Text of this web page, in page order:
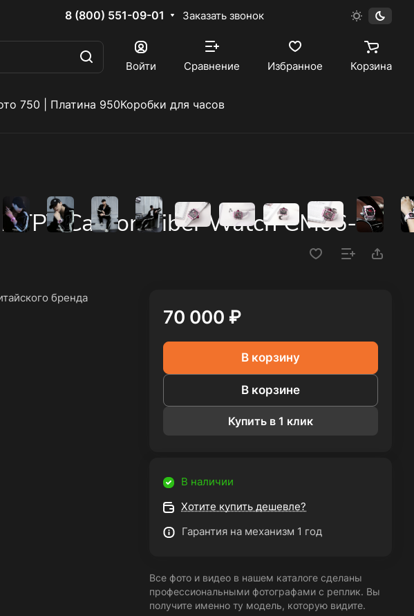
8 (800) 551-09-01 Заказать звонок
Войти Сравнение Избранное Корзина
750 | Платина 950Коробки для часов
Carbon Fiber Watch CM06-P
бренда
70 000 ₽
В корзину
В корзине
Купить в 1 клик
В наличии
Хотите купить дешевле?
Гарантия на механизм 1 год
Все фото и видео в нашем каталоге сделаны
профессиональными фотографами с реплик. Вы
получите именно ту модель, которую видите.